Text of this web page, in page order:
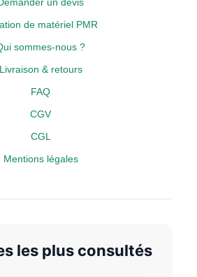
de matériel PMR
sommes-nous ?
Livraison & retours
FAQ
CGV
CGL
Mentions légales
les plus consultés